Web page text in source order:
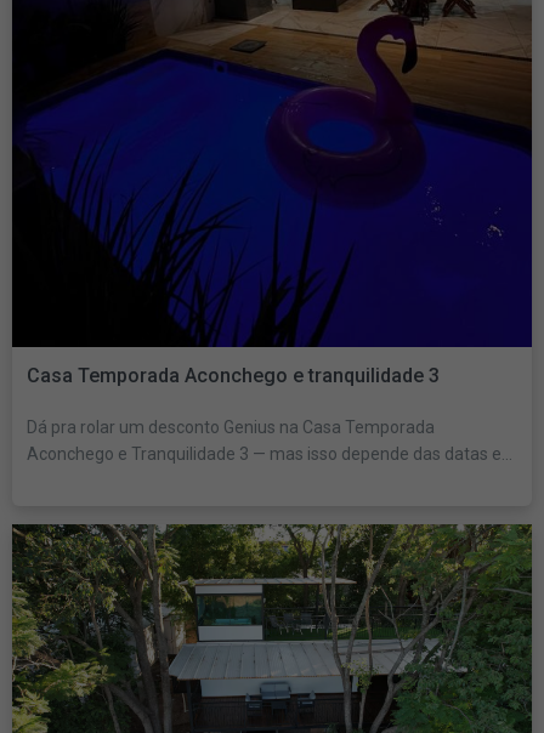
Casa Temporada Aconchego e tranquilidade 3
Dá pra rolar um desconto Genius na Casa Temporada
Aconchego e Tranquilidade 3 — mas isso depende das datas e...